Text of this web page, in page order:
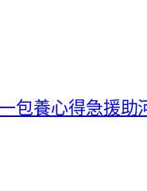
包養心得急援